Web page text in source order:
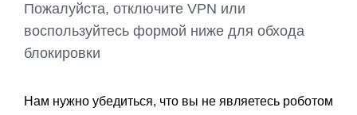
Пожалуйста, отключите VPN или
воспользуйтесь формой ниже для обхода
блокировки
Нам нужно убедиться, что вы не являетесь роботом